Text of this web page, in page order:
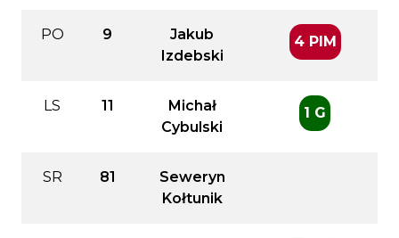
PO 9
Jakub
Izdebski
4 PIM
LS 11
Michał
Cybulski
1 G
SR 81
Seweryn
Kołtunik